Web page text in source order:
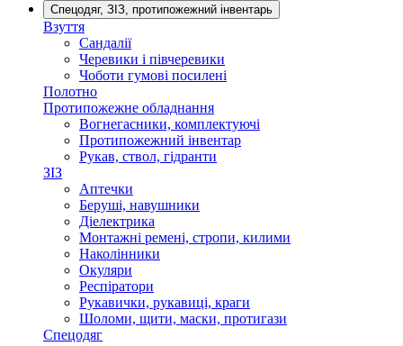
Спецодяг, ЗІЗ, протипожежний інвентарь
Взуття
Сандалії
Черевики і півчеревики
Чоботи гумові посилені
Полотно
Протипожежне обладнання
Вогнегасники, комплектуючі
Протипожежний інвентар
Рукав, ствол, гідранти
ЗІЗ
Аптечки
Беруші, навушники
Діелектрика
Монтажні ремені, стропи, килими
Наколінники
Окуляри
Респіратори
Рукавички, рукавиці, краги
Шоломи, щити, маски, протигази
Спецодяг